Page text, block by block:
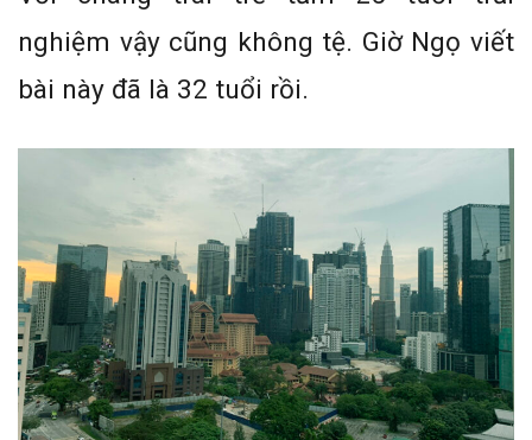
nghiệm vậy cũng không tệ. Giờ Ngọ viết
bài này đã là 32 tuổi rồi.